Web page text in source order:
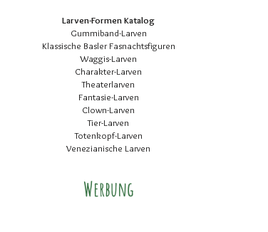
Larven-Formen Katalog
Gummiband-Larven
Klassische Basler Fasnachtsfiguren
Waggis-Larven
Charakter-Larven
Theaterlarven
Fantasie-Larven
Clown-Larven
Tier-Larven
Totenkopf-Larven
Venezianische Larven
Werbung